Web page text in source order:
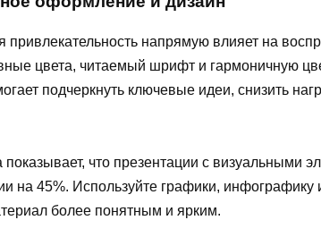
привлекательность напрямую влияет на
цвета, читаемый шрифт и гармоничную
подчеркнуть ключевые идеи, снизить
показывает, что презентации с визуальными
на 45%. Используйте графики, инфографику
более понятным и ярким.